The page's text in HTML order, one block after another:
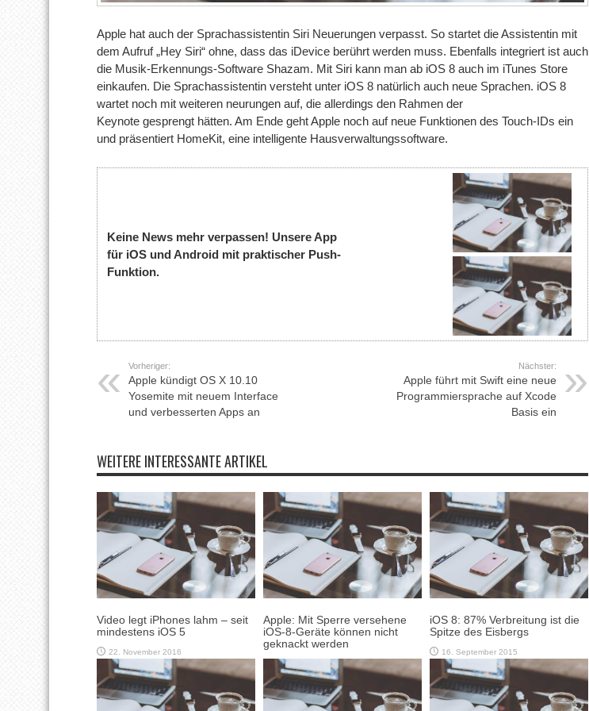
Apple hat auch der Sprachassistentin Siri Neuerungen verpasst. So startet die Assistentin mit
dem Aufruf „Hey Siri“ ohne, dass das iDevice berührt werden muss. Ebenfalls integriert ist auch
die Musik-Erkennungs-Software Shazam. Mit Siri kann man ab iOS 8 auch im iTunes Store
einkaufen. Die Sprachassistentin versteht unter iOS 8 natürlich auch neue Sprachen. iOS 8
wartet noch mit weiteren neurungen auf, die allerdings den Rahmen der
Keynote gesprengt hätten. Am Ende geht Apple noch auf neue Funktionen des Touch-IDs ein
und präsentiert HomeKit, eine intelligente Hausverwaltungssoftware.
Keine News mehr verpassen! Unsere App
für iOS und Android mit praktischer Push-
Funktion.
Vorheriger:
Apple kündigt OS X 10.10
Yosemite mit neuem Interface
und verbesserten Apps an
Nächster:
Apple führt mit Swift eine neue
Programmiersprache auf Xcode
Basis ein
WEITERE INTERESSANTE ARTIKEL
Video legt iPhones lahm – seit
mindestens iOS 5
22. November 2016
Apple: Mit Sperre versehene
iOS-8-Geräte können nicht
geknackt werden
21. Oktober 2015
iOS 8: 87% Verbreitung ist die
Spitze des Eisbergs
16. September 2015